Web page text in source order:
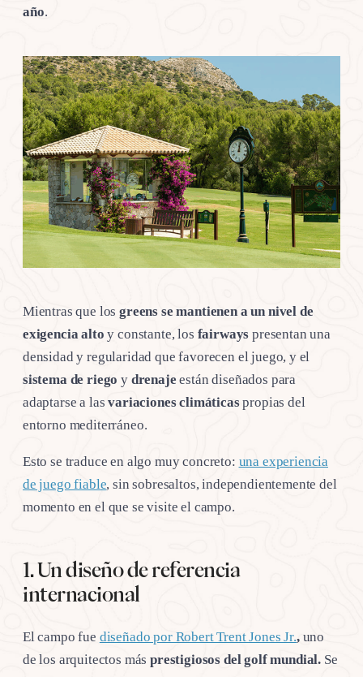
año.
Mientras que losgreens se mantienen a un nivel de
exigencia alto y constante, los fairwayspresentan una
densidad y regularidad que favorecen el juego, y el
sistema de riego y drenaje están diseñados para
adaptarse a lasvariaciones climáticaspropias del
entorno mediterráneo.
Esto se traduce en algo muy concreto: una experiencia
de juego fiable, sin sobresaltos, independientemente del
momento en el que se visite el campo.
1. Un diseño de referencia
internacional
El campo fue diseñado por Robert Trent Jones Jr., uno
de los arquitectos másprestigiosos del golf mundial. Se